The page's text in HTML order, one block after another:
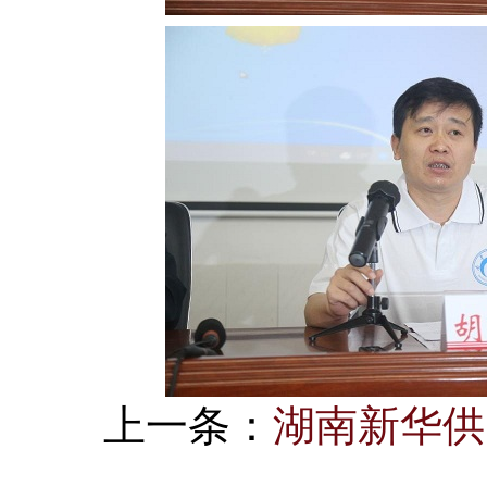
上一条： 湖南新华